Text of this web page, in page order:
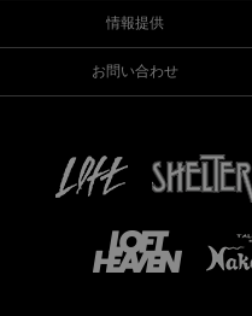
情報提供
お問い合わせ